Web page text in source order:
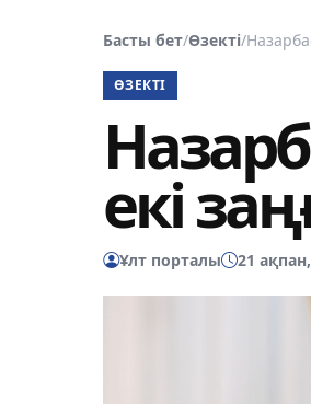
Басты бет/Өзекті/
ӨЗЕКТІ
екі
Ұлт порталы 21